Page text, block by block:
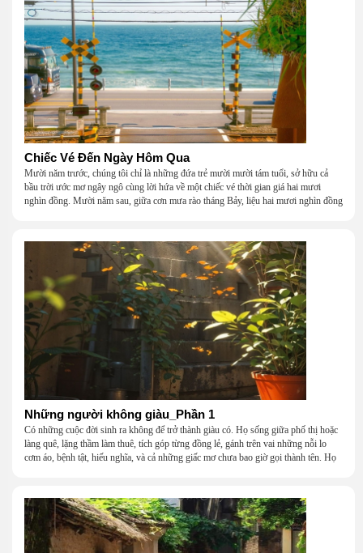
Chiếc Vé Đến Ngày Hôm Qua
Mười năm trước, chúng tôi chỉ là những đứa trẻ mười mười tám tuổi, sở hữu cả
bầu trời ước mơ ngây ngô cùng lời hứa về một chiếc vé thời gian giá hai mươi
nghìn đồng. Mười năm sau, giữa cơn mưa rào tháng Bảy, liệu hai mươi nghìn đồng
Những người không giàu_Phần 1
Có những cuộc đời sinh ra không để trở thành giàu có. Họ sống giữa phố thị hoặc
làng quê, lặng thầm làm thuê, tích góp từng đồng lẻ, gánh trên vai những nỗi lo
cơm áo, bệnh tật, hiếu nghĩa, và cả những giấc mơ chưa bao giờ gọi thành tên. Họ
một mái nhà bằng lòng thương, bằng sự nhẫn nại và một niềm tin cũ kỹ rằng: dẫu
nghèo đến đâu, cũng còn có nhau để quay về.